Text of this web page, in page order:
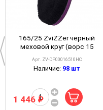
165/25 ZviZZer черный
меховой круг (ворс 15
Арт. ZV-DP00016510HC
Наличие: 98 шт
1 446 ₽